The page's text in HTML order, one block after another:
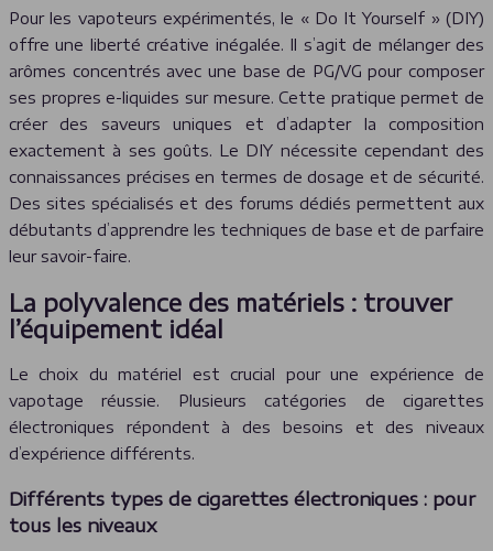
Pour les vapoteurs expérimentés, le « Do It Yourself » (DIY)
offre une liberté créative inégalée. Il s’agit de mélanger des
arômes concentrés avec une base de PG/VG pour composer
ses propres e-liquides sur mesure. Cette pratique permet de
créer des saveurs uniques et d’adapter la composition
exactement à ses goûts. Le DIY nécessite cependant des
connaissances précises en termes de dosage et de sécurité.
Des sites spécialisés et des forums dédiés permettent aux
débutants d’apprendre les techniques de base et de parfaire
leur savoir-faire.
La polyvalence des matériels : trouver
l’équipement idéal
Le choix du matériel est crucial pour une expérience de
vapotage réussie. Plusieurs catégories de cigarettes
électroniques répondent à des besoins et des niveaux
d’expérience différents.
Différents types de cigarettes électroniques : pour
tous les niveaux